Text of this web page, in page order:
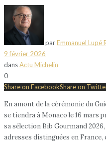
parEmmanuel Lupé
9 février 2026
dansActu Michelin
0
Share on FacebookShare on
En amont de la cérémonie du
se tiendra à Monaco le 16 mars
sa sélection Bib Gourmand
adresses distinguées en France,